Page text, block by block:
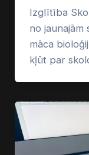
Izglītība
no jaunajām
māca
kļūt par